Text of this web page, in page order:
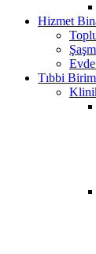
Hizmet
Tıbbi